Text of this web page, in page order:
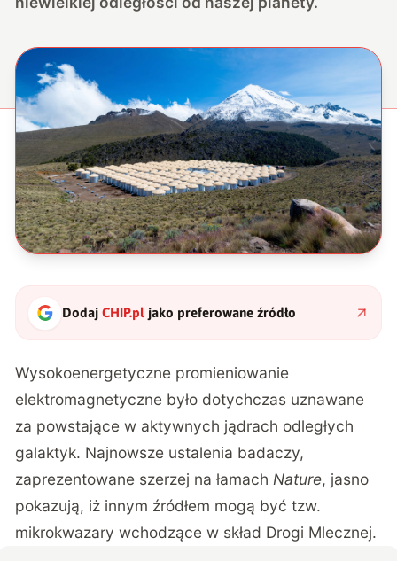
DodajCHIP.pl jako preferowane źródło
Wysokoenergetyczne promieniowanie
elektromagnetyczne było dotychczas uznawane
za powstające w aktywnych jądrach odległych
galaktyk. Najnowsze ustalenia badaczy,
zaprezentowane szerzej na łamach Nature, jasno
pokazują, iż innym źródłem mogą być tzw.
mikrokwazary wchodzące w skład Drogi Mlecznej.